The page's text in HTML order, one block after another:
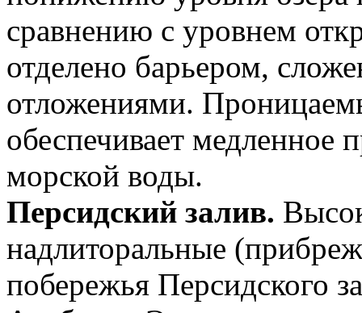
сравнению с уровнем
отделено барьером,
отложениями.
обеспечивает медленное
морской воды.
Персидский залив.
надлиторальные
побережья Персидского